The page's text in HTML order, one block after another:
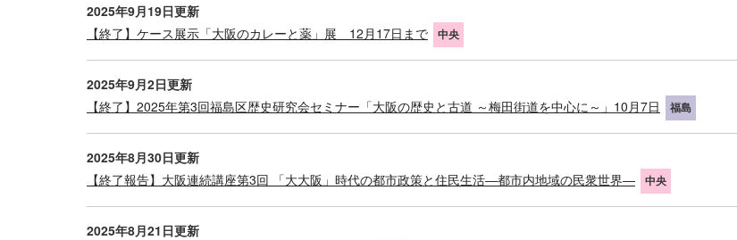
2025年9月19日更新
【終了】ケース展示「大阪のカレーと薬」展 12月17日まで
中央
2025年9月2日更新
【終了】2025年第3回福島区歴史研究会セミナー「大阪の歴史と古道 ～梅田街道を中心に～」10月7日
福島
2025年8月30日更新
【終了報告】大阪連続講座第3回 「大大阪」時代の都市政策と住民生活―都市内地域の民衆世界―
中央
2025年8月21日更新